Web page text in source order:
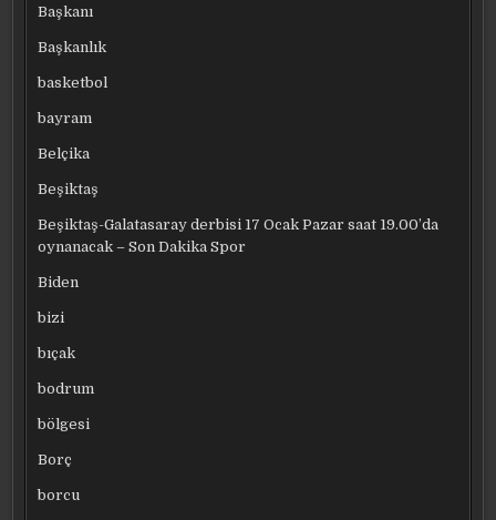
Başkanı
Başkanlık
basketbol
bayram
Belçika
Beşiktaş
Beşiktaş-Galatasaray derbisi 17 Ocak Pazar saat 19.00’da
oynanacak – Son Dakika Spor
Biden
bizi
bıçak
bodrum
bölgesi
Borç
borcu